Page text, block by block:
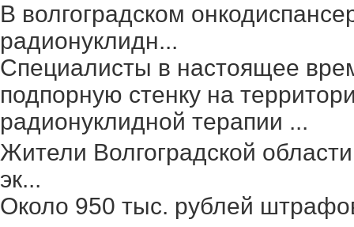
В волгоградском
радионуклидн...
Специалисты в настоящее
подпорную стенку на
радионуклидной терапии ...
Жители Волгоградской
эк...
Около 950 тыс. рублей